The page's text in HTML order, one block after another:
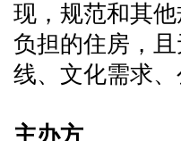
现，规范和其
负担的住房，
线、文化需求
主办方